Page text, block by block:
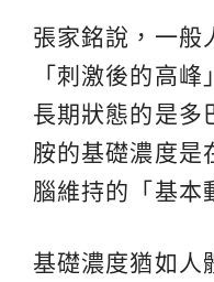
張家銘說，一般
「刺激後的高
長期狀態的是多
胺的基礎濃度是
腦維持的「基本
基礎濃度猶如人